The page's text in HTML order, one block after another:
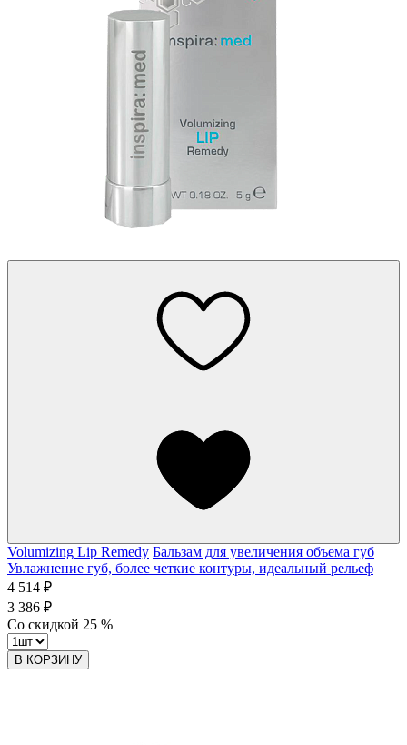
Volumizing Lip Remedy Бальзам для увеличения объема губ
Увлажнение губ, более четкие контуры, идеальный рельеф
4 514 ₽
3 386 ₽
Со скидкой 25 %
В КОРЗИНУ